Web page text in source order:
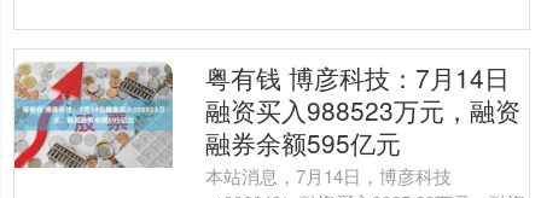
粤有钱 博彦科技：7月14日
融资买入988523万元，融资
融券余额595亿元
本站消息，7月14日，博彦科技